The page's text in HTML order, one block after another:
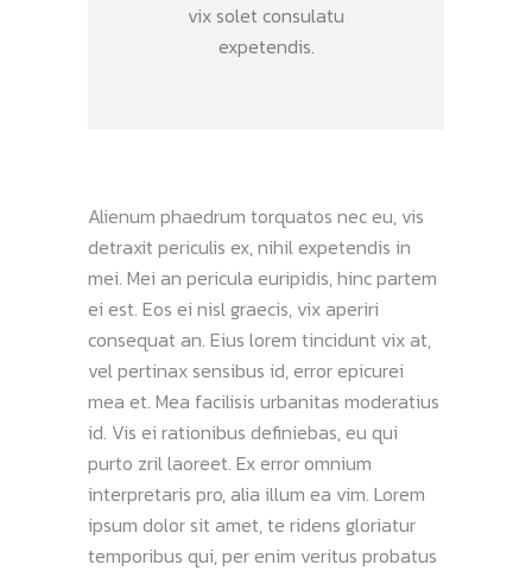
vix solet consulatu
expetendis.
Alienum phaedrum torquatos nec eu, vis
detraxit periculis ex, nihil expetendis in
mei. Mei an pericula euripidis, hinc partem
ei est. Eos ei nisl graecis, vix aperiri
consequat an. Eius lorem tincidunt vix at,
vel pertinax sensibus id, error epicurei
mea et. Mea facilisis urbanitas moderatius
id. Vis ei rationibus definiebas, eu qui
purto zril laoreet. Ex error omnium
interpretaris pro, alia illum ea vim. Lorem
ipsum dolor sit amet, te ridens gloriatur
temporibus qui, per enim veritus probatus